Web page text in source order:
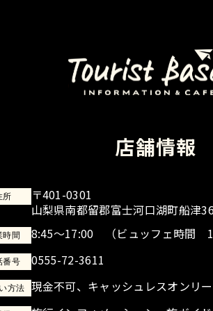
店舗情報
所
〒401-0301
山梨県南都留郡富士河口湖町船津
時間 8:45～17:00 （ビュッフェ時間
番号 0555-72-3611
方法 現金不可、キャッシュレスオンリー